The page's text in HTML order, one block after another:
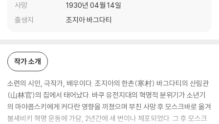
사망
1930년 04월 14일
출생지
조지아 바그다티
작가 소개
소련의 시인, 극작가, 배우이다. 조지아의 한촌(寒村) 바그다티의 산림관
(山林官)의 집에서 태어났다. 바쿠 유전지대의 혁명적 분위기가 소년기
의 마야콥스키에게 커다란 영향을 끼쳤으며 부친 사망 후 모스크바로 옮겨
볼셰비키 혁명 운동에 가담, 2년간에 세 번이나 체포되었다. 그 후 모스크